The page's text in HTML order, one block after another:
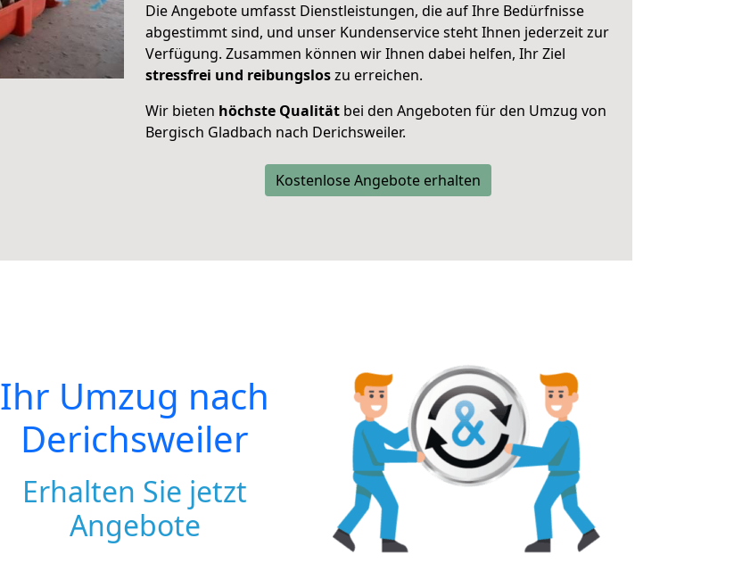
Die Angebote umfasst Dienstleistungen, die auf Ihre Bedürfnisse
abgestimmt sind, und unser Kundenservice steht Ihnen jederzeit zur
Verfügung. Zusammen können wir Ihnen dabei helfen, Ihr Ziel
stressfrei und reibungsloszu erreichen.
Wir bieten höchste Qualität bei den Angeboten für den Umzug von
Bergisch Gladbach nach Derichsweiler.
Kostenlose Angebote erhalten
Ihr Umzug nach
Derichsweiler
Erhalten Sie jetzt
Angebote